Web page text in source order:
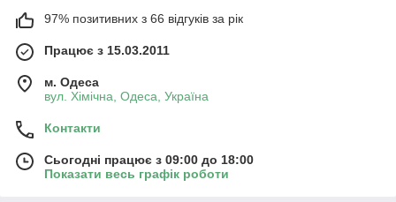
97% позитивних з 66 відгуків за рік
Працює з 15.03.2011
м. Одеса
вул. Хiмiчна, Одеса, Україна
Контакти
Сьогодні працює з 09:00 до 18:00
Показати весь графік роботи